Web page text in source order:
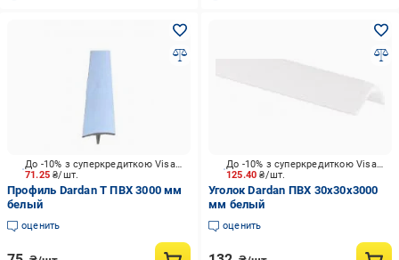
71.25₴/шт.
До -10% з суперкредиткою Visa Вигода
Профиль Dardan Т ПВХ 3000 мм
белый
оценить
125.40₴/шт.
До -10% з суперкредиткою Visa Вигода
Уголок Dardan ПВХ 30х30х3000
мм белый
оценить